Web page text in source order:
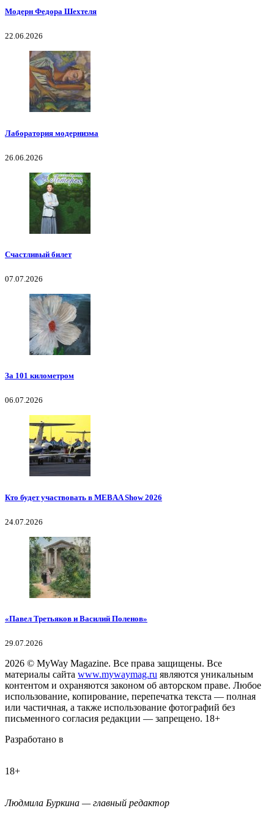
Модерн Федора Шехтеля
22.06.2026
Лаборатория модернизма
26.06.2026
Счастливый билет
07.07.2026
За 101 километром
06.07.2026
Кто будет участвовать в MEBAA Show 2026
24.07.2026
«Павел Третьяков и Василий Поленов»
29.07.2026
2026 © MyWay Magazine. Все права защищены. Все
материалы сайта www.mywaymag.ru являются уникальным
контентом и охраняются законом об авторском праве. Любое
использование, копирование, перепечатка текста — полная
или частичная, а также использование фотографий без
письменного согласия редакции — запрещено. 18+
Разработано в
18+
Людмила Буркина — главный редактор